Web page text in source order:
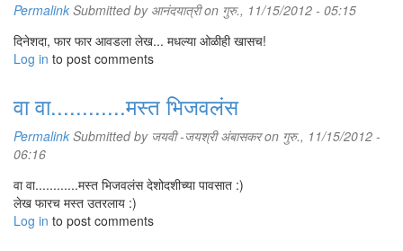
Permalink Submitted by आनंदयात्रीon गुरु., 11/15/2012 - 05:15
दिनेशदा, फार फार आवडला लेख... मधल्या ओळीही खासच!
Log in to post comments
वा वा............मस्त भिजवलंस
Permalink Submitted by जयवी -जयश्री अंबासकरon गुरु., 11/15/2012 -
06:16
वा वा............मस्त भिजवलंस देशोदशीच्या पावसात :)
लेख फारच मस्त उतरलाय :)
Log in to post comments